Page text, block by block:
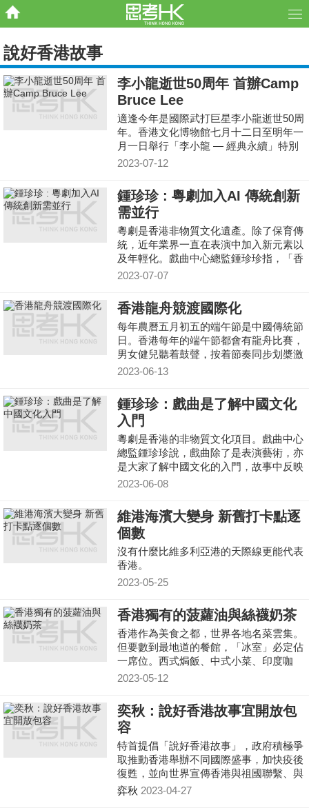
說好香港故事
李小龍逝世50周年 首辦Camp
Bruce Lee
適逢今年是國際武打巨星李小龍逝世50周
年。香港文化博物館七月十二日至明年一
月一日舉行「李小龍 — 經典永續」特別
展覽，展出一系列以李小龍為題的流行文
2023-07-12
鍾珍珍 : 粵劇加入AI 傳統創新
需並行
粵劇是香港非物質文化遺產。除了保育傳
統，近年業界一直在表演中加入新元素以
及年輕化。戲曲中心總監鍾珍珍指，「香
港粵劇一直都好創新，大家覺得他傳統或
2023-07-07
香港龍舟競渡國際化
每年農曆五月初五的端午節是中國傳統節
日。香港每年的端午節都會有龍舟比賽，
男女健兒聽着鼓聲，按着節奏同步划槳激
起水花，推進龍舟向終點衝線。為甚麼端
2023-06-13
鍾珍珍：戲曲是了解中國文化
入門
粵劇是香港的非物質文化項目。戲曲中心
總監鍾珍珍說，戲曲除了是表演藝術，亦
是大家了解中國文化的入門，故事中反映
中國儒家思想的「忠孝哲義」。她舉例
2023-06-08
維港海濱大變身 新舊打卡點逐
個數
沒有什麼比維多利亞港的天際線更能代表
香港。
2023-05-25
香港獨有的菠蘿油與絲襪奶茶
香港作為美食之都，世界各地名菜雲集。
但要數到最地道的餐館，「冰室」必定佔
一席位。西式焗飯、中式小菜、印度咖
哩、東南亞美食，冰室都應有盡有，且街
2023-05-12
奕秋：說好香港故事宜開放包
容
特首提倡「說好香港故事」，政府積極爭
取推動香港舉辦不同國際盛事，加快疫後
復甦，並向世界宣傳香港與祖國聯繫、與
國際聯通的優勢。由「你好，香港」到
弈秋 2023-04-27